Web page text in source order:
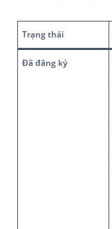
Trạng thái
Đã đăng ký